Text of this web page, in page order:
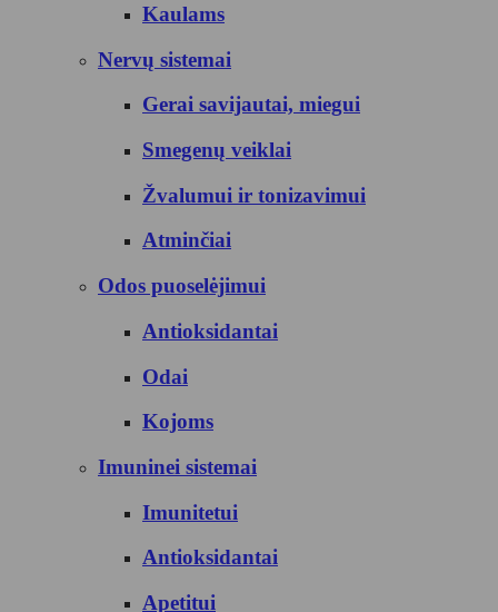
Kaulams
Nervų sistemai
Gerai savijautai, miegui
Smegenų veiklai
Žvalumui ir tonizavimui
Atminčiai
Odos puoselėjimui
Antioksidantai
Odai
Kojoms
Imuninei sistemai
Imunitetui
Antioksidantai
Apetitui